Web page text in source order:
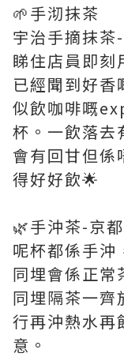
🌱手沏抹茶
宇治手摘抹茶
睇住店員即刻
已經聞到好香
似飲咖啡嘅
杯。一飲落去
會有回甘但係
得好好飲🌟
🌿手沖茶-京
呢杯都係手沖
同埋會係正常
同埋隔茶一齊
行再沖熱水再
意。